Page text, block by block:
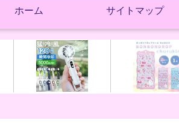
ホーム サイトマップ